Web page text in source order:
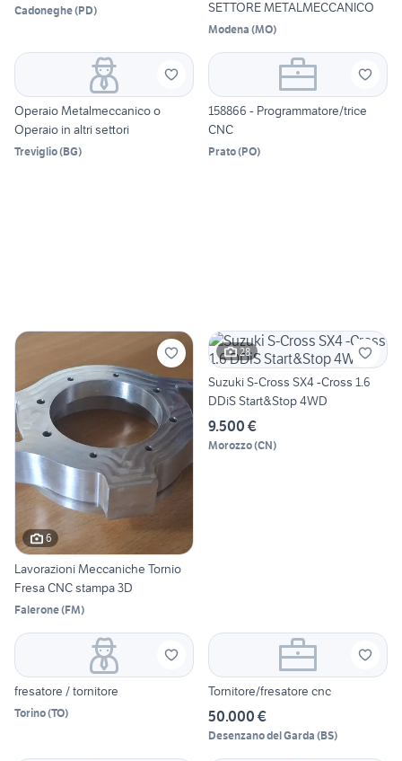
Cadoneghe(PD)
SETTORE METALMECCANICO
Modena (MO)
Operaio Metalmeccanico o
Operaio in altri settori
Treviglio(BG)
158866 - Programmatore/trice
CNC
Prato(PO)
6
Lavorazioni Meccaniche Tornio
Fresa CNC stampa 3D
Falerone(FM)
28
Suzuki S-Cross SX4 -Cross 1.6
DDiS Start&Stop 4WD
9.500 €
Morozzo(CN)
fresatore / tornitore
Torino(TO)
Tornitore/fresatore cnc
50.000 €
Desenzano del Garda (BS)